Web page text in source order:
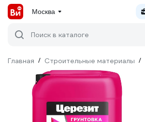
Москва
Поиск в каталоге
Главная / Строительные материалы /